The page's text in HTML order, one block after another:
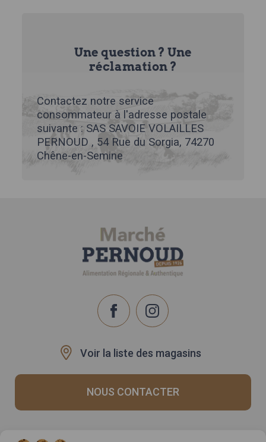
Une question ? Une
réclamation ?
Contactez notre service
consommateur à l'adresse postale
suivante : SAS SAVOIE VOLAILLES
PERNOUD , 54 Rue du Sorgia, 74270
Chêne-en-Semine
Voir la liste des magasins
NOUS CONTACTER